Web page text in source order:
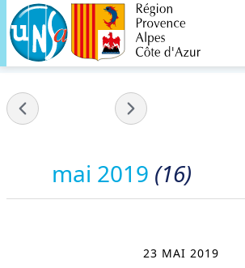
mai 2019 (16)
23 MAI 2019